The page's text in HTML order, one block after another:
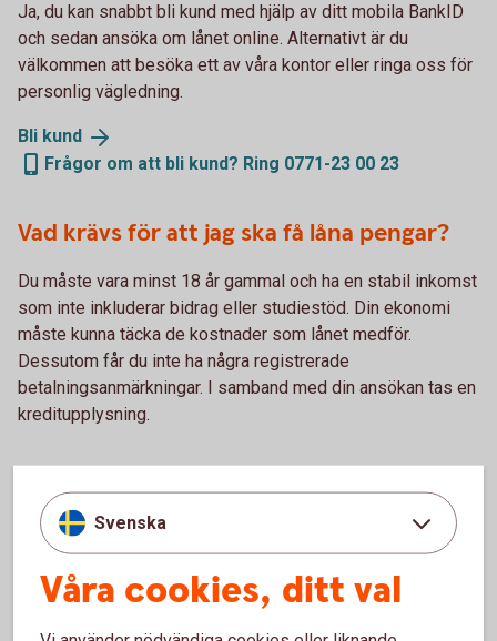
Ja, du kan snabbt bli kund med hjälp av ditt mobila BankID
och sedan ansöka om lånet online. Alternativt är du
välkommen att besöka ett av våra kontor eller ringa oss för
personlig vägledning.
Bli kund
Frågor om att bli kund? Ring 0771-23 00 23
Vad krävs för att jag ska få låna pengar?
Du måste vara minst 18 år gammal och ha en stabil inkomst
som inte inkluderar bidrag eller studiestöd. Din ekonomi
måste kunna täcka de kostnader som lånet medför.
Dessutom får du inte ha några registrerade
betalningsanmärkningar. I samband med din ansökan tas en
kreditupplysning.
Räntan är rörlig och mellan 5,45 - 10,30 % (senast ändrad
2025-10-17) och sätts individuellt efter dina ekonomiska
förutsättningar.
Svenska
Våra cookies, ditt val